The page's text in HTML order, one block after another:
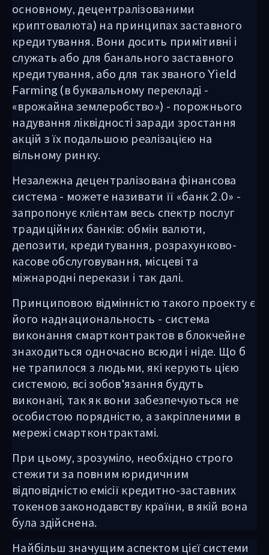
основному, децентралізованими
криптовалюта) на принципах заставного
кредитування. Вони досить примітивні і
служать або для банального заставного
кредитування, або для так званого Yield
Farming (в буквальному перекладі -
«врожайна землеробство») - порожнього
надування ліквідності заради зростання
акцій з їх подальшою реалізацією на
вільному ринку.
Незалежна децентралізована фінансова
система - можете називати її «банк 2.0» -
запропонує клієнтам весь спектр послуг
традиційних банків: обмін валюти,
депозити, кредитування, розрахунково-
касове обслуговування, місцеві та
міжнародні перекази і так далі.
Принциповою відмінністю такого проекту є
його наднациональность - система
виконання смартконтрактов в блокчейне
знаходиться одночасно всюди і ніде. Що б
не трапилося з людьми, які керують цією
системою, всі зобов'язання будуть
виконані, так як вони забезпечуються не
особистою порядністю, а закріпленими в
мережі смартконтрактамі.
При цьому, зрозуміло, необхідно строго
стежити за повним юридичним
відповідністю емісії кредитно-заставних
токенов законодавству країни, в якій вона
була здійснена.
Найбільш значущим аспектом цієї системи